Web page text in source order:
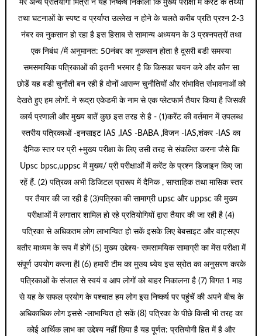
मेरे अन्य प्रतियोगी मित्रों ने यह निष्कर्ष निकाला कि मुख्य परीक्षा में करेंट के तथ्यों
तथा घटनाओं के स्पष्ट व प्रर्याप्त उल्लेख न होने के चलते करीब प्रति प्रश्न 2-3
नंबर का नुकसान हो रहा है इस हिसाब से सामान्य अध्ययन के 3 प्रश्नपत्रों तथा
एक निबंध /में अनुमानत: 50नंबर का नुकसान होता है दूसरी बडी समस्या
समसमायिक पत्रिकाओं की इतनी भरमार है कि किसका चयन करे और कौन सा
छोडें यह बडी चुनौती बन रही है दोनों आसन्न चुनौतियों और संभावित संभावनाओं को
देखते हुए हम लोगों. ने रूद्रा एकेडमी के नाम से एक प्लेटफार्म तैयार किया है जिसकी
कार्य प्रणाली और मुख्य बातें कुछ इस तरह से है - (1)करेंट की वर्तमान में उपलब्ध
स्तरीय पत्रिकाओं -इनसाइट IAS ,IAS -BABA ,विजन -IAS,शंकर -IAS का
दैनिक स्तर पर प्री +मुख्य परीक्षा के लिए उसी तरह से संकलित करना जैसे कि
Upsc bpsc,uppsc में मुख्य/ प्री परीक्षाओं में करेंट के प्रश्न डिजाइन किए जा
रहें हैं. (2) पत्रिका अभी डिजिटल प्रारूप में दैनिक , साप्ताहिक तथा मासिक स्तर
पर तैयार की जा रही है (3)पत्रिका की सामाग्री upsc और uppsc की मुख्य
परीक्षाओं में लगातार शामिल हो रहे प्रतियोगियों द्वारा तैयार की जा रही है (4)
पत्रिका से अधिकतम लोग लाभान्वित हो सकें इसके लिए बेबसाइट और वाट्सएप
बतौर माध्यम के रूप में होगें (5) मुख्य उद्देश्य- समसामयिक सामाग्री का मेंस परीक्षा में
संपूर्ण उपयोग करना हैl (6) हमारी टीम का मुख्य ध्येय इस स्रोत का अनुसरण करके
पत्रिकाओं के संजाल से स्वयं व आप लोगों को बाहर निकालना है (7) विगत 1 माह
से यह के सफल प्रयोग के पश्चात हम लोग इस निष्कर्ष पर पहुंचें की अपने बीच के
अधिकाधिक लोग इससे -लाभान्वित हो सकें (8) पत्रिका के पीछे किसी भी तरह का
कोई आर्थिक लाभ का उद्देश्य नहीं छिपा है यह पूर्णत: प्रतियोगी हित में है और